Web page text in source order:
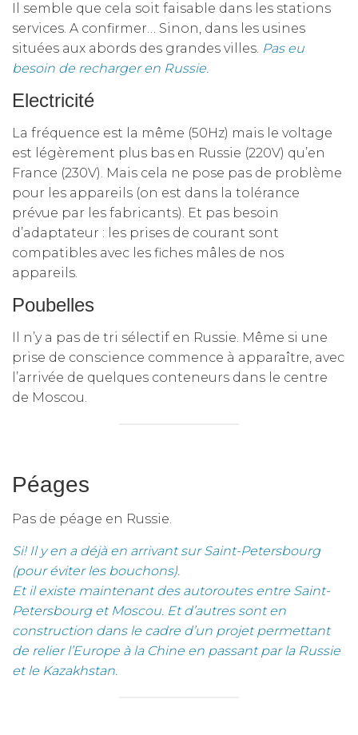
Il semble que cela soit faisable dans les stations
services. A confirmer… Sinon, dans les usines
situées aux abords des grandes villes. Pas eu
besoin de recharger en Russie.
Electricité
La fréquence est la même (50Hz) mais le voltage
est légèrement plus bas en Russie (220V) qu’en
France (230V). Mais cela ne pose pas de problème
pour les appareils (on est dans la tolérance
prévue par les fabricants). Et pas besoin
d’adaptateur : les prises de courant sont
compatibles avec les fiches mâles de nos
appareils.
Poubelles
Il n’y a pas de tri sélectif en Russie. Même si une
prise de conscience commence à apparaître, avec
l’arrivée de quelques conteneurs dans le centre
de Moscou.
Péages
Pas de péage en Russie.
Si! Il y en a déjà en arrivant sur Saint-Petersbourg
(pour éviter les bouchons).
Et il existe maintenant des autoroutes entre Saint-
Petersbourg et Moscou. Et d’autres sont en
construction dans le cadre d’un projet permettant
de relier l’Europe à la Chine en passant par la Russie
et le Kazakhstan.